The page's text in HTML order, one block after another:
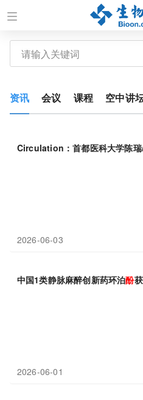
资讯 会议 课程 空中讲
Circulation：首都医科大学陈瑞/
2026-06-03
中国1类静脉麻醉创新药环泊酚
2026-06-01